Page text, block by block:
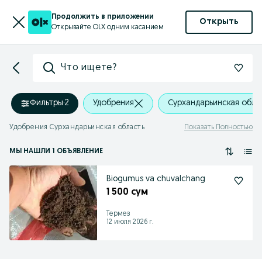
Продолжить в приложении
Открывайте OLX одним касанием
Открыть
Что ищете?
Фильтры·2 Удобрения Сурхандарьинская
Удобрения Сурхандарьинская область Показать Полностью
МЫ НАШЛИ 1 ОБЪЯВЛЕНИЕ
Biogumus va chuvalchang
1 500 сум
Термез
12 июля 2026 г.